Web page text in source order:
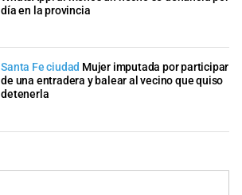
día en la provincia
Santa Fe ciudad Mujer imputada por participar
de una entradera y balear al vecino que quiso
detenerla